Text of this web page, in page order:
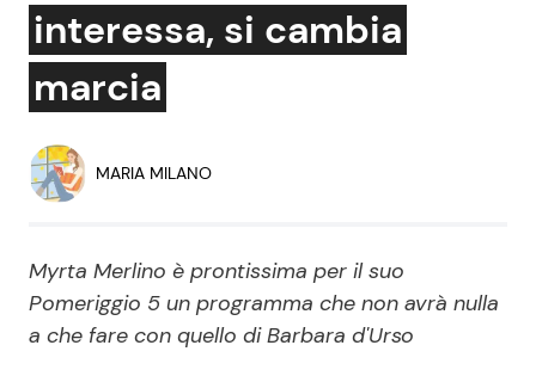
Dal Mondo
Economia
Persone Scomparse
Coppie VIP
Soap Opera
interessa, si cambia
marcia
MARIA MILANO
Myrta Merlino è prontissima per il suo
Pomeriggio 5 un programma che non avrà nulla
a che fare con quello di Barbara d'Urso